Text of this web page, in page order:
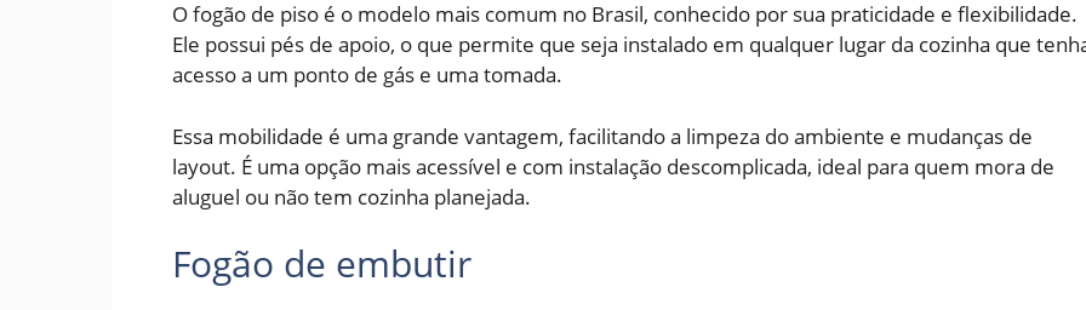
O fogão de piso é o modelo mais comum no Brasil, conhecido por sua praticidade e flexibilidade.
Ele possui pés de apoio, o que permite que seja instalado em qualquer lugar da cozinha que
acesso a um ponto de gás e uma tomada.
Essa mobilidade é uma grande vantagem, facilitando a limpeza do ambiente e mudanças de
layout. É uma opção mais acessível e com instalação descomplicada, ideal para quem mora de
aluguel ou não tem cozinha planejada.
Fogão de embutir